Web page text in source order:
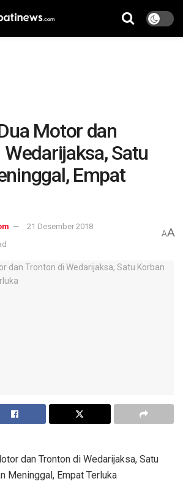
Motor dan
Satu
Empat
21 Desember 2018
AA
dan Tronton di Wedarijaksa, Satu
Meninggal, Empat Terluka